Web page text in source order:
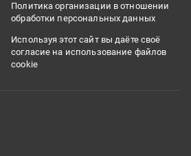
Политика организации в отношении
обработки персональных данных
Используя этот сайт вы даёте своё
согласие на использование файлов
cookie